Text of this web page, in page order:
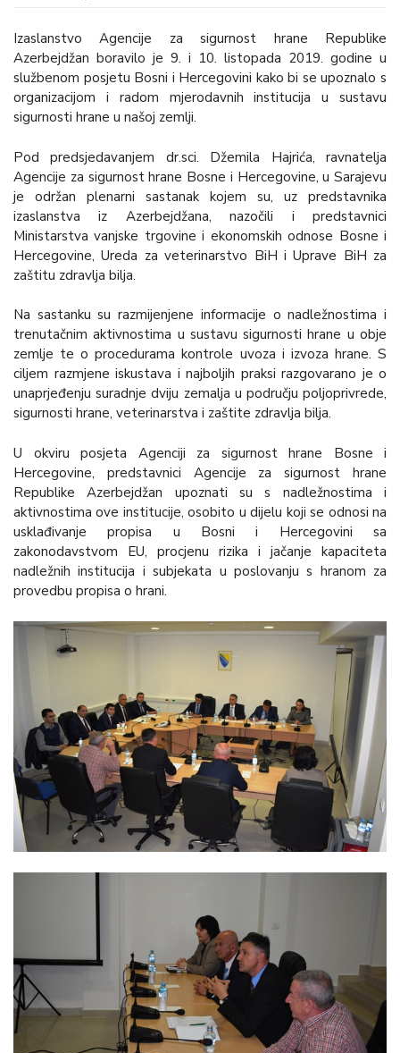
Izaslanstvo Agencije za sigurnost hrane Republike
Azerbejdžan boravilo je 9. i 10. listopada 2019. godine u
službenom posjetu Bosni i Hercegovini kako bi se upoznalo s
organizacijom i radom mjerodavnih institucija u sustavu
sigurnosti hrane u našoj zemlji.
Pod predsjedavanjem dr.sci. Džemila Hajrića, ravnatelja
Agencije za sigurnost hrane Bosne i Hercegovine, u Sarajevu
je održan plenarni sastanak kojem su, uz predstavnika
izaslanstva iz Azerbejdžana, nazočili i predstavnici
Ministarstva vanjske trgovine i ekonomskih odnose Bosne i
Hercegovine, Ureda za veterinarstvo BiH i Uprave BiH za
zaštitu zdravlja bilja.
Na sastanku su razmijenjene informacije o nadležnostima i
trenutačnim aktivnostima u sustavu sigurnosti hrane u obje
zemlje te o procedurama kontrole uvoza i izvoza hrane. S
ciljem razmjene iskustava i najboljih praksi razgovarano je o
unaprjeđenju suradnje dviju zemalja u području poljoprivrede,
sigurnosti hrane, veterinarstva i zaštite zdravlja bilja.
U okviru posjeta Agenciji za sigurnost hrane Bosne i
Hercegovine, predstavnici Agencije za sigurnost hrane
Republike Azerbejdžan upoznati su s nadležnostima i
aktivnostima ove institucije, osobito u dijelu koji se odnosi na
usklađivanje propisa u Bosni i Hercegovini sa
zakonodavstvom EU, procjenu rizika i jačanje kapaciteta
nadležnih institucija i subjekata u poslovanju s hranom za
provedbu propisa o hrani.